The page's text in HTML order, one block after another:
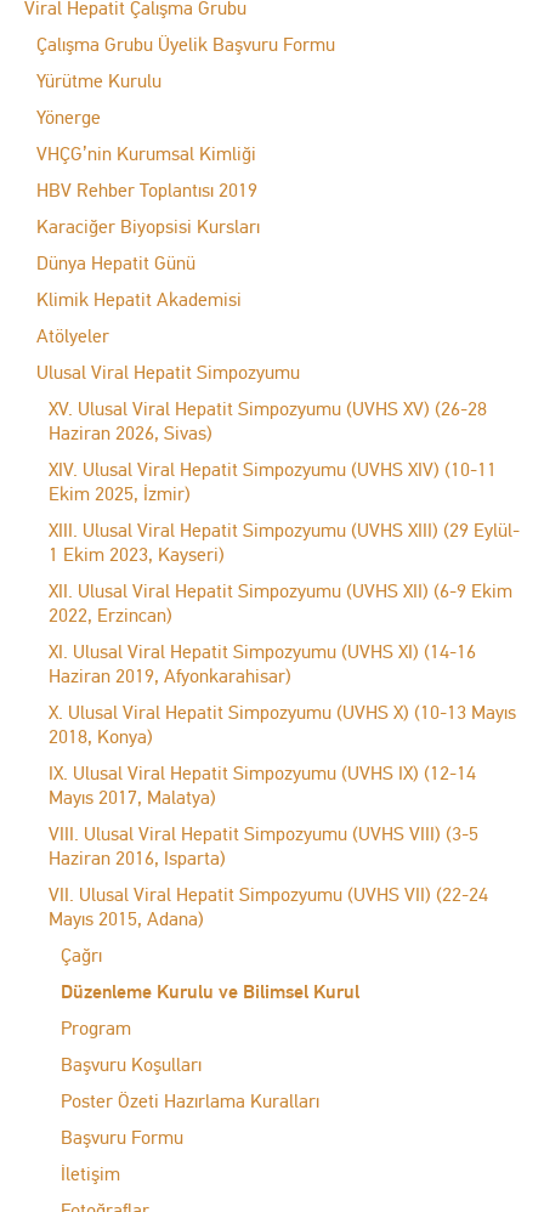
Viral Hepatit Çalışma Grubu
Çalışma Grubu Üyelik Başvuru Formu
Yürütme Kurulu
Yönerge
VHÇG’nin Kurumsal Kimliği
HBV Rehber Toplantısı 2019
Karaciğer Biyopsisi Kursları
Dünya Hepatit Günü
Klimik Hepatit Akademisi
Atölyeler
Ulusal Viral Hepatit Simpozyumu
XV. Ulusal Viral Hepatit Simpozyumu (UVHS XV) (26-28
Haziran 2026, Sivas)
XIV. Ulusal Viral Hepatit Simpozyumu (UVHS XIV) (10-11
Ekim 2025, İzmir)
XIII. Ulusal Viral Hepatit Simpozyumu (UVHS XIII) (29 Eylül-
1 Ekim 2023, Kayseri)
XII. Ulusal Viral Hepatit Simpozyumu (UVHS XII) (6-9 Ekim
2022, Erzincan)
XI. Ulusal Viral Hepatit Simpozyumu (UVHS XI) (14-16
Haziran 2019, Afyonkarahisar)
X. Ulusal Viral Hepatit Simpozyumu (UVHS X) (10-13 Mayıs
2018, Konya)
IX. Ulusal Viral Hepatit Simpozyumu (UVHS IX) (12-14
Mayıs 2017, Malatya)
VIII. Ulusal Viral Hepatit Simpozyumu (UVHS VIII) (3-5
Haziran 2016, Isparta)
VII. Ulusal Viral Hepatit Simpozyumu (UVHS VII) (22-24
Mayıs 2015, Adana)
Çağrı
Düzenleme Kurulu ve Bilimsel Kurul
Program
Başvuru Koşulları
Poster Özeti Hazırlama Kuralları
Başvuru Formu
İletişim